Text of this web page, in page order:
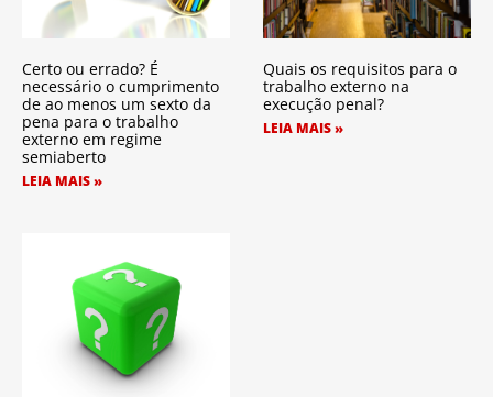
Certo ou errado? É
necessário o cumprimento
de ao menos um sexto da
pena para o trabalho
externo em regime
semiaberto
LEIA MAIS »
Quais os requisitos para o
trabalho externo na
execução penal?
LEIA MAIS »